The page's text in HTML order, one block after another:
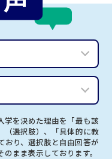
学を決めた理由を「最も該
（選択肢）、「具体的に教
おり、選択肢と自由回答が
まま表示しております。